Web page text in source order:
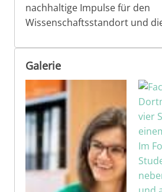
nachhaltige Impulse für den
Wissenschaftsstandort und
Galerie